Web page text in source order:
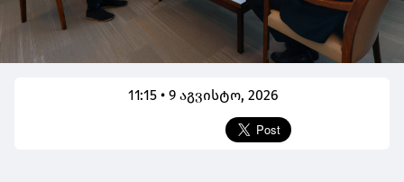
11:15 • 9 აგვისტო, 2026